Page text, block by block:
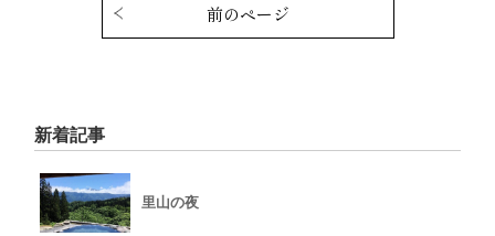
前のページ
新着記事
里山の夜